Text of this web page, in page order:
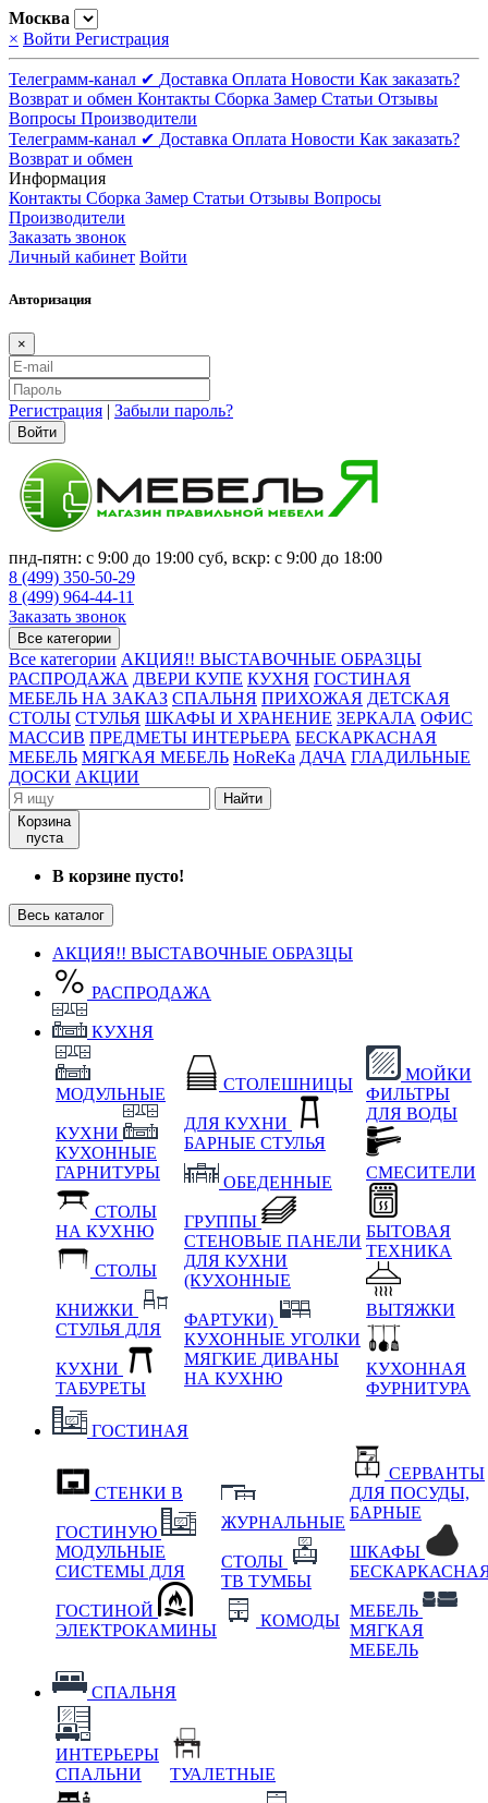
Москва
× Войти Регистрация
Телеграмм-канал ✔ Доставка Оплата Новости Как заказать?
Возврат и обмен Контакты Сборка Замер Статьи Отзывы
Вопросы Производители
Телеграмм-канал ✔ Доставка Оплата Новости Как заказать?
Возврат и обмен
Информация
Контакты Сборка Замер Статьи Отзывы Вопросы
Производители
Заказать звонок
Личный кабинет Войти
Авторизация
×
Регистрация | Забыли пароль?
Войти
пнд-пятн: с 9:00 до 19:00 суб, вскр: с 9:00 до 18:00
8 (499) 350-50-29
8 (499) 964-44-11
Заказать звонок
Все категории
Все категории АКЦИЯ!! ВЫСТАВОЧНЫЕ ОБРАЗЦЫ
РАСПРОДАЖА ДВЕРИ КУПЕ КУХНЯ ГОСТИНАЯ
МЕБЕЛЬ НА ЗАКАЗ СПАЛЬНЯ ПРИХОЖАЯ ДЕТСКАЯ
СТОЛЫ СТУЛЬЯ ШКАФЫ И ХРАНЕНИЕ ЗЕРКАЛА ОФИС
МАССИВ ПРЕДМЕТЫ ИНТЕРЬЕРА БЕСКАРКАСНАЯ
МЕБЕЛЬ МЯГКАЯ МЕБЕЛЬ HoReKa ДАЧА ГЛАДИЛЬНЫЕ
ДОСКИ АКЦИИ
Найти
Корзина
пуста
В корзине пусто!
Весь каталог
АКЦИЯ!! ВЫСТАВОЧНЫЕ ОБРАЗЦЫ
РАСПРОДАЖА
КУХНЯ
МОДУЛЬНЫЕ
КУХНИ
КУХОННЫЕ
ГАРНИТУРЫ
СТОЛЫ
НА КУХНЮ
СТОЛЫ
КНИЖКИ
СТУЛЬЯ ДЛЯ
КУХНИ
ТАБУРЕТЫ
СТОЛЕШНИЦЫ
ДЛЯ КУХНИ
БАРНЫЕ СТУЛЬЯ
ОБЕДЕННЫЕ
ГРУППЫ
СТЕНОВЫЕ ПАНЕЛИ
ДЛЯ КУХНИ
(КУХОННЫЕ
ФАРТУКИ)
КУХОННЫЕ УГОЛКИ
МЯГКИЕ ДИВАНЫ
НА КУХНЮ
МОЙКИ
ФИЛЬТРЫ
ДЛЯ ВОДЫ
СМЕСИТЕЛИ
БЫТОВАЯ
ТЕХНИКА
ВЫТЯЖКИ
КУХОННАЯ
ФУРНИТУРА
ГОСТИНАЯ
СТЕНКИ В
ГОСТИНУЮ
МОДУЛЬНЫЕ
СИСТЕМЫ ДЛЯ
ГОСТИНОЙ
ЭЛЕКТРОКАМИНЫ
ЖУРНАЛЬНЫЕ
СТОЛЫ
ТВ ТУМБЫ
КОМОДЫ
СЕРВАНТЫ
ДЛЯ ПОСУДЫ,
БАРНЫЕ
ШКАФЫ
МЕБЕЛЬ
МЯГКАЯ
МЕБЕЛЬ
СПАЛЬНЯ
ИНТЕРЬЕРЫ
СПАЛЬНИ
ТУАЛЕТНЫЕ